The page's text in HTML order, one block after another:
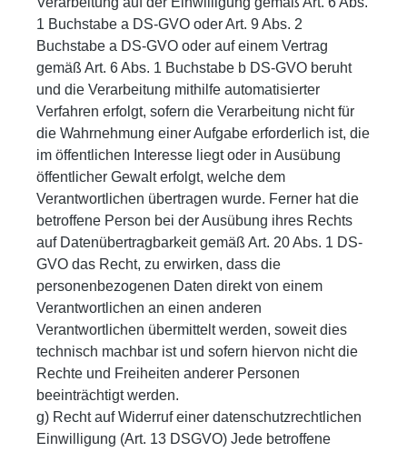
1 Buchstabe a DS-GVO oder Art. 9 Abs. 2
Buchstabe a DS-GVO oder auf einem Vertrag
gemäß Art. 6 Abs. 1 Buchstabe b DS-GVO beruht
und die Verarbeitung mithilfe automatisierter
Verfahren erfolgt, sofern die Verarbeitung nicht für
die Wahrnehmung einer Aufgabe erforderlich ist, die
im öffentlichen Interesse liegt oder in Ausübung
öffentlicher Gewalt erfolgt, welche dem
Verantwortlichen übertragen wurde. Ferner hat die
betroffene Person bei der Ausübung ihres Rechts
auf Datenübertragbarkeit gemäß Art. 20 Abs. 1 DS-
GVO das Recht, zu erwirken, dass die
personenbezogenen Daten direkt von einem
Verantwortlichen an einen anderen
Verantwortlichen übermittelt werden, soweit dies
technisch machbar ist und sofern hiervon nicht die
Rechte und Freiheiten anderer Personen
beeinträchtigt werden.
g) Recht auf Widerruf einer datenschutzrechtlichen
Einwilligung (Art. 13 DSGVO) Jede betroffene